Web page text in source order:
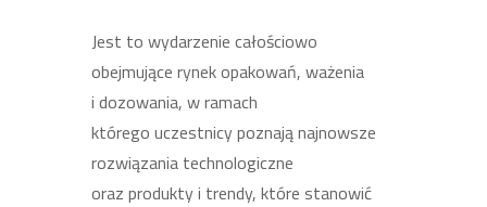
Jest to wydarzenie całościowo
obejmujące rynek opakowań, ważenia
i dozowania, w ramach
którego uczestnicy poznają najnowsze
rozwiązania technologiczne
oraz produkty i trendy, które stanowić